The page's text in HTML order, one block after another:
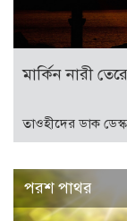
মার্কিন নারী
তাওহীদের ডাক ডেস্ক
পরশ পাথর